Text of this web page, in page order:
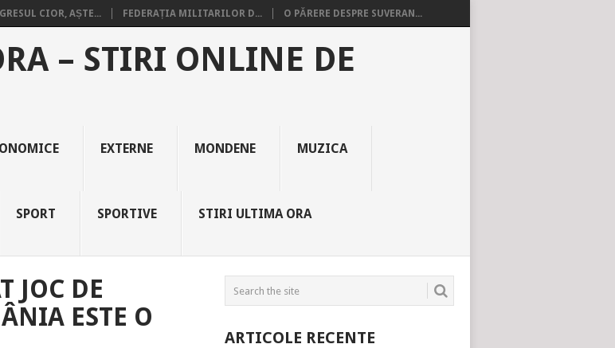
CIOR, AȘTE... FEDERAȚIA MILITARILOR D... O PĂRERE DESPRE SUVERAN...
– STIRI ONLINE DE
EXTERNE MONDENE MUZICA
SPORT SPORTIVE STIRI ULTIMA ORA
JOC DE
ESTE O
ARTICOLE RECENTE